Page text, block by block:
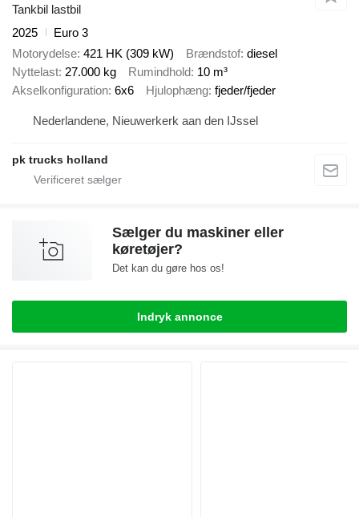
Tankbil lastbil
2025
Euro 3
Motorydelse 421 HK (309 kW) Brændstof diesel
Nyttelast 27.000 kg Rumindhold 10 m³
Akselkonfiguration 6x6 Hjulophæng fjeder/fjeder
Nederlandene, Nieuwerkerk aan den IJssel
pk trucks holland
Sælger du maskiner eller
køretøjer?
Det kan du gøre hos os!
Indryk annonce